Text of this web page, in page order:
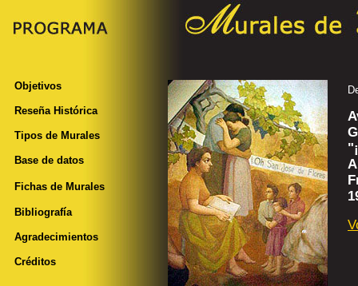
Objetivos
Reseña Histórica
Tipos de Murales
Base de datos
Fichas de Murales
Bibliografía
Agradecimientos
Créditos